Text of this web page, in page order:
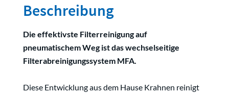
Beschreibung
Die effektivste Filterreinigung auf
pneumatischem Weg ist das wechselseitige
Filterabreinigungssystem MFA.
Diese Entwicklung aus dem Hause Krahnen reinigt